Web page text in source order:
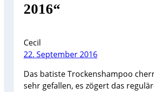
2016“
Cecil
22. September 2016
Das batiste Trockenshampoo
sehr gefallen, es zögert das